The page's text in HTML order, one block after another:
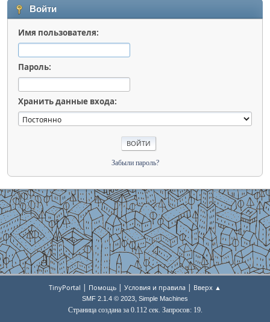
Войти
Имя пользователя:
Пароль:
Хранить данные входа:
Забыли пароль?
TinyPortal | Помощь | Условия и правила | Вверх ▲
SMF 2.1.4 © 2023, Simple Machines
Страница создана за 0.112 сек. Запросов: 19.